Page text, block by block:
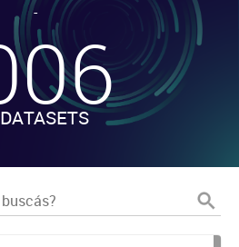
-
DATASETS